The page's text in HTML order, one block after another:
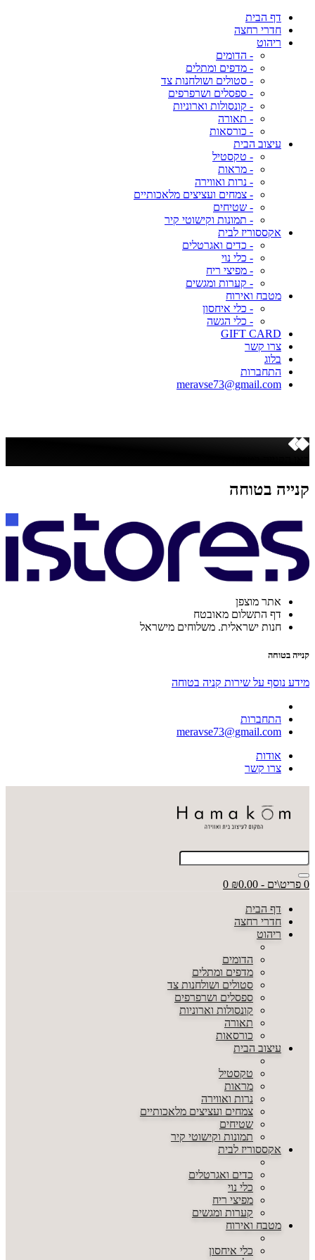
דף הבית
חדרי רחצה
ריהוט
- הדומים
- מדפים ומתלים
- סטולים ושולחנות צד
- ספסלים ושרפרפים
- קונסולות וארוניות
- תאורה
- כורסאות
עיצוב הבית
- טקסטיל
- מראות
- נרות ואווירה
- צמחים ועציצים מלאכותיים
- שטיחים
- תמונות וקישוטי קיר
אקססוריז לבית
- כדים ואגרטלים
- כלי נוי
- מפיצי ריח
- קערות ומגשים
מטבח ואירוח
- כלי איחסון
- כלי הגשה
GIFT CARD
צרו קשר
בלוג
התחברות
meravse73@gmail.com
קנייה בטוחה
אתר מוצפן
דף התשלום מאובטח
חנות ישראלית. משלוחים מישראל
קנייה בטוחה
מידע נוסף על שירות קניה בטוחה
התחברות
meravse73@gmail.com
אודות
צרו קשר
0 פריט\ים - ₪0.00 0
דף הבית
חדרי רחצה
ריהוט
הדומים
מדפים ומתלים
סטולים ושולחנות צד
ספסלים ושרפרפים
קונסולות וארוניות
תאורה
כורסאות
עיצוב הבית
טקסטיל
מראות
נרות ואווירה
צמחים ועציצים מלאכותיים
שטיחים
תמונות וקישוטי קיר
אקססוריז לבית
כדים ואגרטלים
כלי נוי
מפיצי ריח
קערות ומגשים
מטבח ואירוח
כלי איחסון